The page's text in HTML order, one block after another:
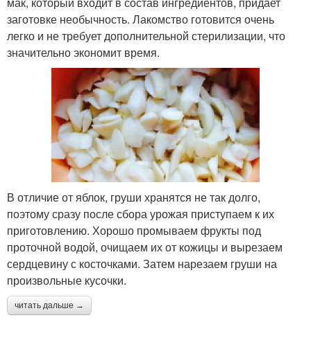
заготовке необычность. Лакомство готовится очень
легко и не требует дополнительной стерилизации, что
значительно экономит время.
В отличие от яблок, груши хранятся не так долго,
поэтому сразу после сбора урожая приступаем к их
приготовлению. Хорошо промываем фрукты под
проточной водой, очищаем их от кожицы и вырезаем
сердцевину с косточками. Затем нарезаем груши на
произвольные кусочки.
читать дальше →